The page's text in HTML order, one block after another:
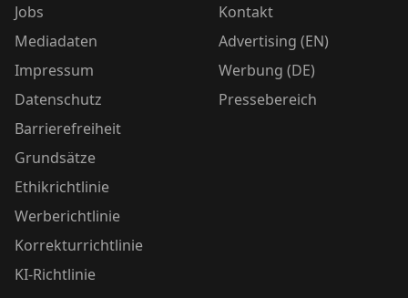
Jobs
Mediadaten
Impressum
Datenschutz
Barrierefreiheit
Grundsätze
Ethikrichtlinie
Werberichtlinie
Korrekturrichtlinie
KI-Richtlinie
Kontakt
Advertising (EN)
Werbung (DE)
Pressebereich